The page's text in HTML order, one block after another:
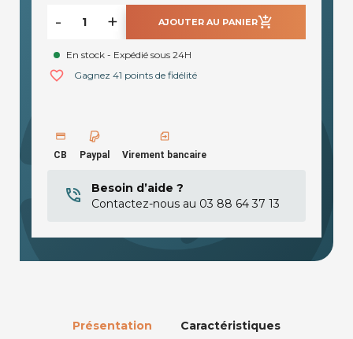
- + AJOUTER AU PANIERadd_shopping_cart
En stock - Expédié sous 24H
favorite_border Gagnez 41 points de fidélité
CB Paypal Virement bancaire
Besoin d’aide ?
Contactez-nous au 03 88 64 37 13
Présentation Caractéristiques